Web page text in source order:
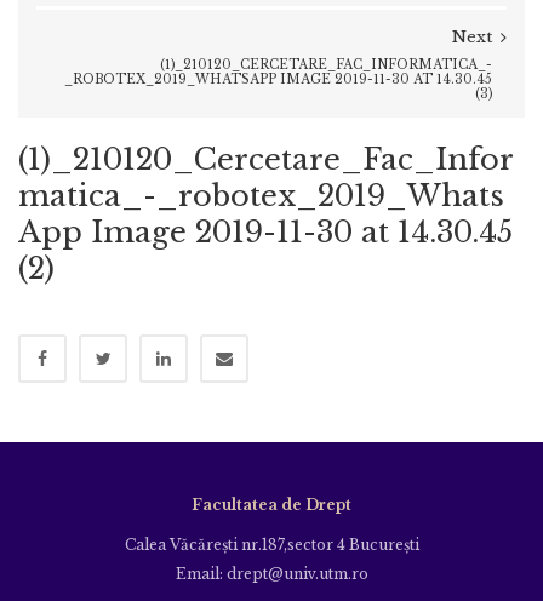
Next
(1)_210120_CERCETARE_FAC_INFORMATICA_-
_ROBOTEX_2019_WHATSAPP IMAGE 2019-11-30 AT 14.30.45
(3)
(1)_210120_Cercetare_Fac_Infor
matica_-_robotex_2019_Whats
App Image 2019-11-30 at 14.30.45
(2)
Facultatea de Drept
Calea Văcăreşti nr.187,sector 4 Bucureşti
Email: drept@univ.utm.ro